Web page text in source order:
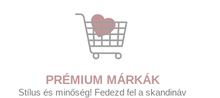
PRÉMIUM MÁRKÁK
Stílus és minőség! Fedezd fel a skandináv